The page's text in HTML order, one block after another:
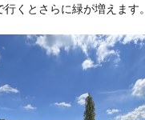
くとさらに緑が増えます。